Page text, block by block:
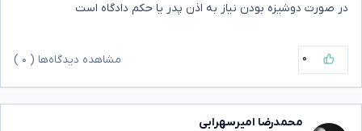
در صورت دوشیزه بودن نیاز به اذن پدر یا حکم دادگاه است
۰ مشاهده دیدگاه‌ها ( ۰
محمدرضا امیرسهرابی